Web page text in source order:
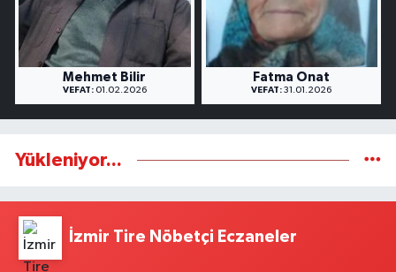
Mehmet Bilir
VEFAT:01.02.2026
Fatma Onat
VEFAT: 31.01.2026
Yükleniyor...
İzmir Tire Nöbetçi Eczaneler